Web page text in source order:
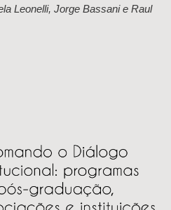
Leonelli, Jorge Bassani e Raul